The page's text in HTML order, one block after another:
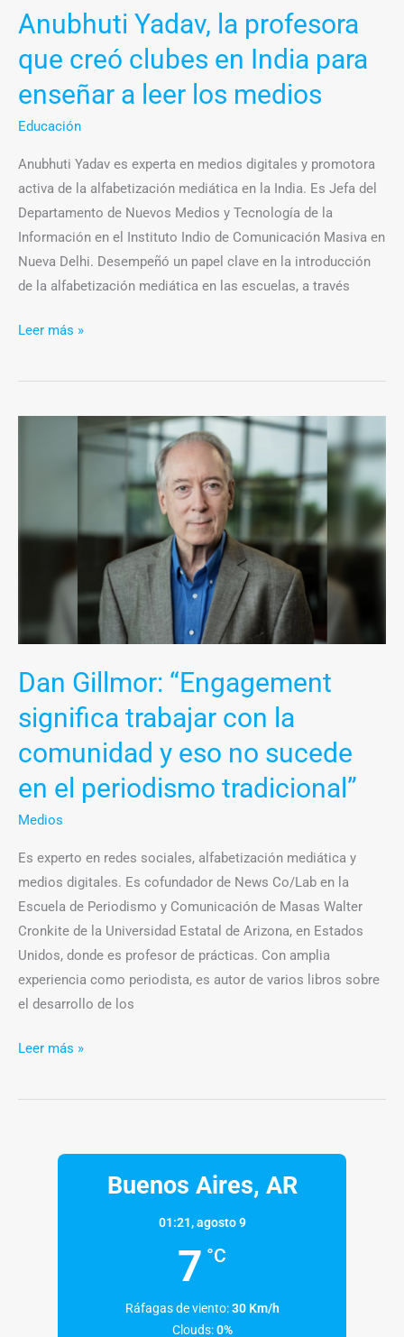
Anubhuti Yadav, la profesora
que creó clubes en India para
enseñar a leer los medios
Educación
Anubhuti Yadav es experta en medios digitales y promotora
activa de la alfabetización mediática en la India. Es Jefa del
Departamento de Nuevos Medios y Tecnología de la
Información en el Instituto Indio de Comunicación Masiva en
Nueva Delhi. Desempeñó un papel clave en la introducción
de la alfabetización mediática en las escuelas, a través
a
leer
los
medios
Leer más »
Dan Gillmor: “Engagement
significa trabajar con la
comunidad y eso no sucede
en el periodismo tradicional”
Medios
Es experto en redes sociales, alfabetización mediática y
medios digitales. Es cofundador de News Co/Lab en la
Escuela de Periodismo y Comunicación de Masas Walter
Cronkite de la Universidad Estatal de Arizona, en Estados
Unidos, donde es profesor de prácticas. Con amplia
experiencia como periodista, es autor de varios libros sobre
el desarrollo de los
comunidad
eso
no
sucede
en
periodismo
tradicional”
Leer más »
Buenos Aires, AR
01:21,agosto 9
7 °C
Ráfagas de viento: 30 Km/h
Clouds: 0%